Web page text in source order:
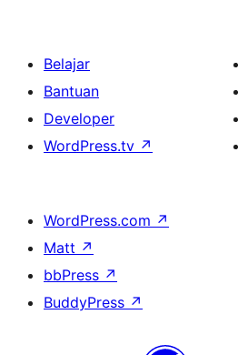
Belajar
Bantuan
Developer
WordPress.tv ↗
WordPress.com ↗
Matt ↗
bbPress ↗
BuddyPress ↗